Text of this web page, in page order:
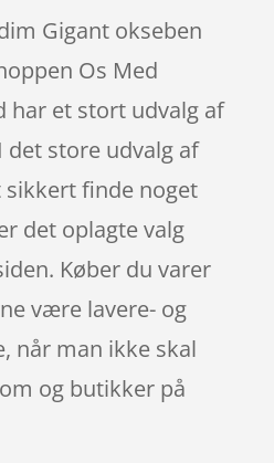
Gigant okseben
Os Med
har et stort udvalg af
store udvalg af
finde noget
det oplagte valg
Køber du varer
være lavere- og
når man ikke skal
og butikker på